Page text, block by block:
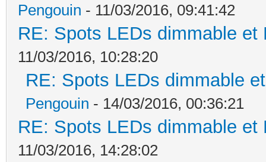
Pengouin - 11/03/2016, 09:41:42
RE: Spots LEDs dimmable
11/03/2016, 10:28:20
RE: Spots LEDs dimmable
Pengouin - 14/03/2016, 00:36:21
RE: Spots LEDs dimmable
11/03/2016, 14:28:02